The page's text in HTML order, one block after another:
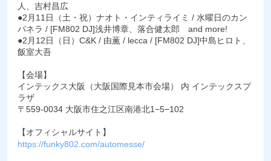
人、吉村昌広
●2月11日（土・祝）ナオト・インティライミ / 水曜日のカン
パネラ / [FM802 DJ]浅井博章、落合健太郎 and more!
●2月12日（日）C&K / 由薫 / lecca / [FM802 DJ]中島ヒロト、
飯室大吾
【会場】
インテックス大阪（大阪国際見本市会場） 内 インテックスプ
ラザ
〒559-0034 大阪市住之江区南港北1−5−102
【オフィシャルサイト】
https://funky802.com/automesse/